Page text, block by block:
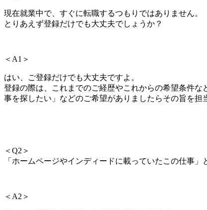
現在就業中で、すぐに転職するつもりではありません。
とりあえず登録だけでも大丈夫でしょうか？
＜A1＞
はい、
ご登録だけでも大丈夫ですよ。
登録の際は、これまでのご経歴やこれからの希望条件
事を探したい」などのご希望がありましたらその旨を
＜Q2＞
「ホームページやインディードに載っていたこの仕事
＜A2＞